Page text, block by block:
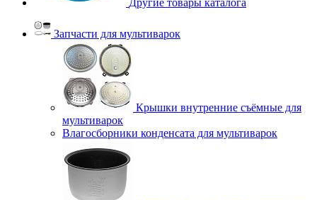
Другие товары каталога
Запчасти для мультиварок
Крышки внутренние съёмные для
мультиварок
Влагосборники конденсата для мультиварок